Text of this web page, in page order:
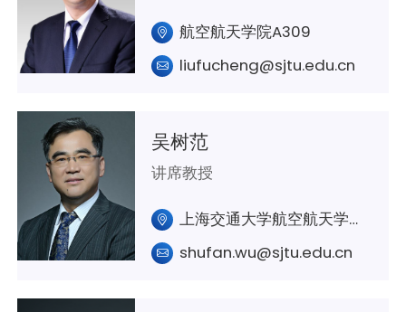
航空航天学院A309
liufucheng@sjtu.edu.cn
吴树范
讲席教授
上海交通大学航空航天学院A416
shufan.wu@sjtu.edu.cn